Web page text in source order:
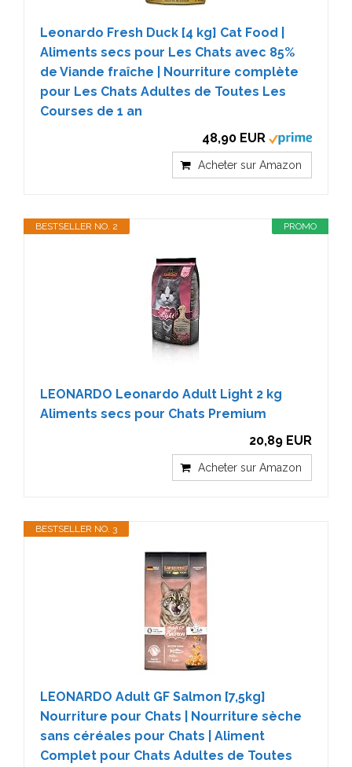
Leonardo Fresh Duck [4 kg] Cat Food |
Aliments secs pour Les Chats avec 85%
de Viande fraîche | Nourriture complète
pour Les Chats Adultes de Toutes Les
Courses de 1 an
48,90 EUR
Acheter sur Amazon
PROMO
BESTSELLER NO. 2
LEONARDO Leonardo Adult Light 2 kg
Aliments secs pour Chats Premium
20,89 EUR
Acheter sur Amazon
BESTSELLER NO. 3
LEONARDO Adult GF Salmon [7,5kg]
Nourriture pour Chats | Nourriture sèche
sans céréales pour Chats | Aliment
Complet pour Chats Adultes de Toutes